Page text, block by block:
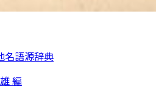
名語源辞典
編